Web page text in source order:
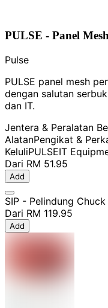
PULSE - Panel
Pulse
PULSE panel mesh
dengan salutan
dan IT.
Jentera & Peralatan
AlatanPengikat &
KeluliPULSEIT
Dari RM 51.95
Add
SIP - Pelindung
Dari RM 119.95
Add